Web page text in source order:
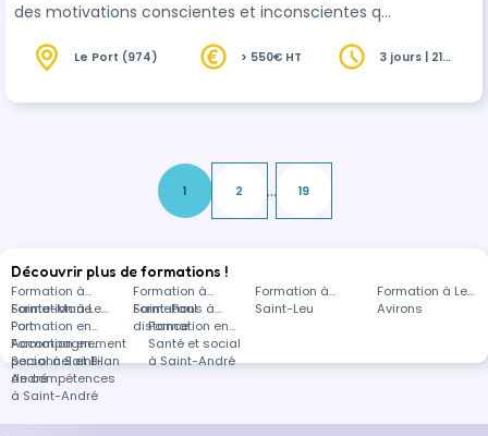
des motivations conscientes et inconscientes qui
de nos interlocuteurs. Dans certaines situations,
interne du moment ses divergences peuvent soit
ce qui est à l'origine de ce…
Le Port (974) > 550€ HT
3 jours | 21
1 2 ... 19
Découvrir plus de formations !
Formation à
Sainte-Marie
Formation à
Saint-Paul
Formation à
Saint-Leu
Formation à Les
Avirons
Formation à Le
Port
Formations à
distance
Formation en
Accompagnement
personnel et Bilan
de compétences
à Saint-André
Formation en
Santé et social
à Saint-André
Formation en
Social à Saint-
André